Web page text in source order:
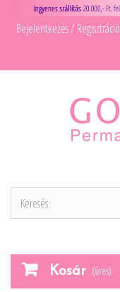
Bejelentkezés / Regisztráció
Kosár (üres)